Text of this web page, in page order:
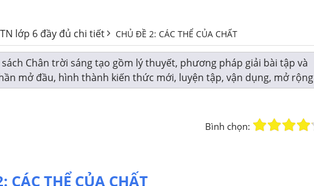
lớp 6 đầy đủ chi tiết CHỦ ĐỀ 2: CÁC THỂ CỦA CHẤT
Chân trời sáng tạo gồm lý thuyết, phương pháp giải bài tập và
mở đầu, hình thành kiến thức mới, luyện tập, vận dụng, mở rộng
Bình chọn:
CÁC THỂ CỦA CHẤT